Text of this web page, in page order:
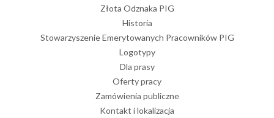
Złota Odznaka PIG
Historia
Stowarzyszenie Emerytowanych Pracowników PIG
Logotypy
Dla prasy
Oferty pracy
Zamówienia publiczne
Kontakt i lokalizacja